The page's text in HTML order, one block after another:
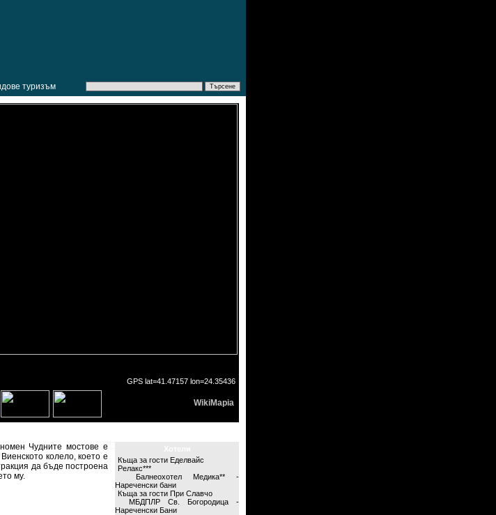
туризъм
GPS lat=41.47157 lon=24.35436
WikiMapia
Чудните мостове е
колело, което е
да бъде построена
му.
Къща за гости Еделвайс
Релакс***
Балнеохотел Медика** -
Нареченски бани
Къща за гости При Славчо
МБДПЛР Св. Богородица -
Нареченски Бани